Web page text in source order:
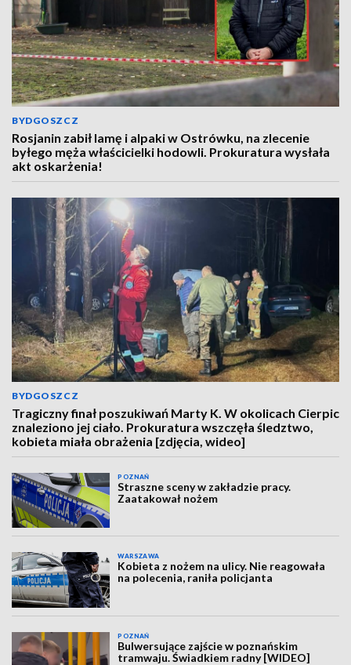
BYDGOSZCZ
Rosjanin zabił lamę i alpaki w Ostrówku, na zlecenie
byłego męża właścicielki hodowli. Prokuratura wysłała
akt oskarżenia!
BYDGOSZCZ
Tragiczny finał poszukiwań Marty K. W okolicach Cierpic
znaleziono jej ciało. Prokuratura wszczęła śledztwo,
kobieta miała obrażenia [zdjęcia, wideo]
POZNAŃ
Straszne sceny w zakładzie pracy.
Zaatakował nożem
WARSZAWA
Kobieta z nożem na ulicy. Nie reagowała
na polecenia, raniła policjanta
POZNAŃ
Bulwersujące zajście w poznańskim
tramwaju. Świadkiem radny [WIDEO]